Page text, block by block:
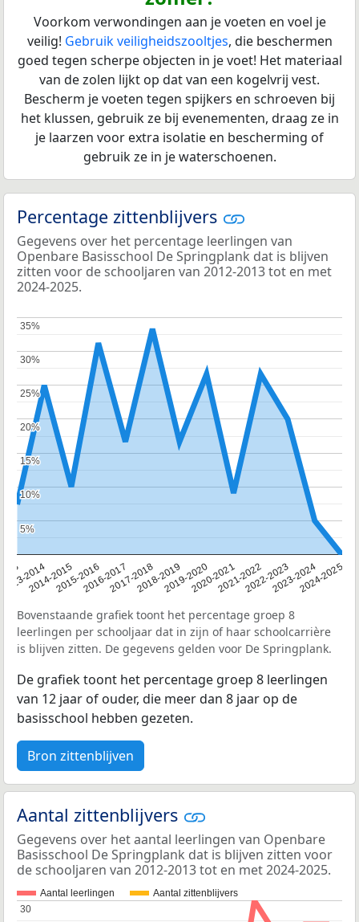
Voorkom verwondingen aan je voeten en voel je
veilig! Gebruik veiligheidszooltjes, die beschermen
goed tegen scherpe objecten in je voet! Het materiaal
van de zolen lijkt op dat van een kogelvrij vest.
Bescherm je voeten tegen spijkers en schroeven bij
het klussen, gebruik ze bij evenementen, draag ze in
je laarzen voor extra isolatie en bescherming of
gebruik ze in je waterschoenen.
Percentage zittenblijvers
Gegevens over het percentage leerlingen van
Openbare Basisschool De Springplank dat is blijven
zitten voor de schooljaren van 2012-2013 tot en met
2024-2025.
2013-20142014-20152015-20162016-20172017-20182018-20192019-20202020-20212021-20222022-20232023-20242024-2025
5%
5%
10%
10%
15%
15%
20%
20%
25%
25%
30%
30%
35%
35%
Bovenstaande grafiek toont het percentage groep 8
leerlingen per schooljaar dat in zijn of haar schoolcarrière
is blijven zitten. De gegevens gelden voor De Springplank.
De grafiek toont het percentage groep 8 leerlingen
van 12 jaar of ouder, die meer dan 8 jaar op de
basisschool hebben gezeten.
Bron zittenblijven
Aantal zittenblijvers
Gegevens over het aantal leerlingen van Openbare
Basisschool De Springplank dat is blijven zitten voor
de schooljaren van 2012-2013 tot en met 2024-2025.
Aantal leerlingen Aantal zittenblijvers
30
30